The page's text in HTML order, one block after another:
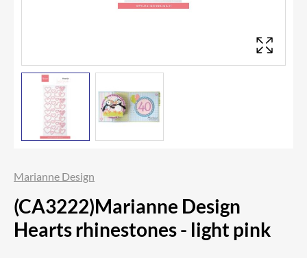
Marianne Design
(CA3222)Marianne Design
Hearts rhinestones - light pink